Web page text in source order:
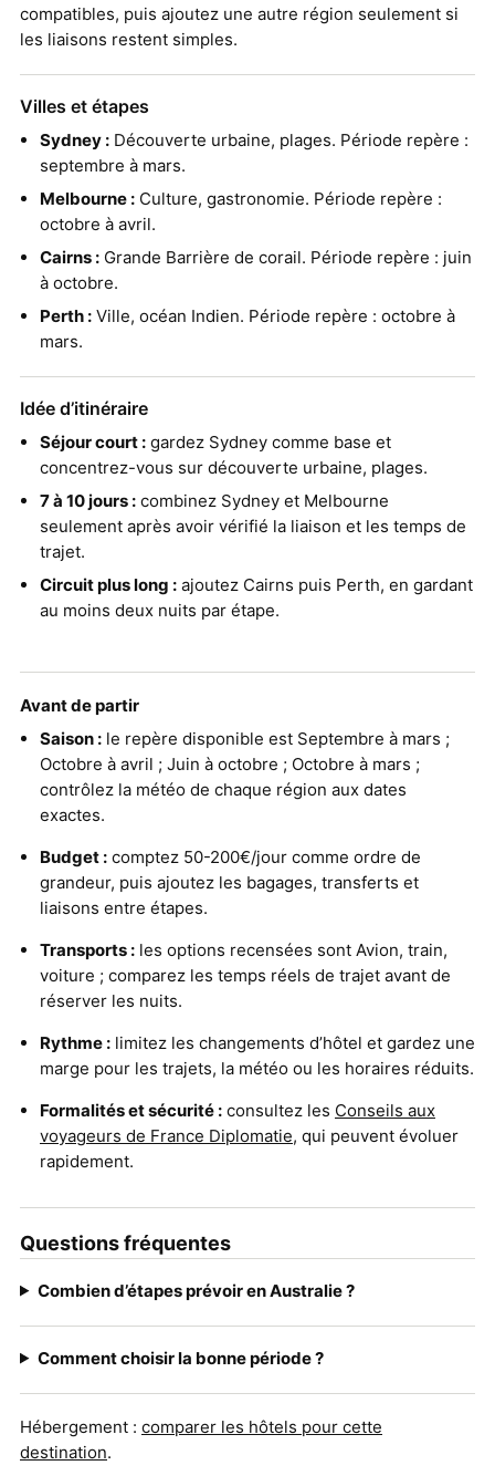
compatibles, puis ajoutez une autre région seulement si
les liaisons restent simples.
Villes et étapes
Sydney :Découverte urbaine, plages. Période repère :
septembre à mars.
Melbourne :Culture, gastronomie. Période repère :
octobre à avril.
Cairns :Grande Barrière de corail. Période repère : juin
à octobre.
Perth :Ville, océan Indien. Période repère : octobre à
mars.
Idée d’itinéraire
Séjour court :gardez Sydney comme base et
concentrez-vous sur découverte urbaine, plages.
7 à 10 jours :combinez Sydney et Melbourne
seulement après avoir vérifié la liaison et les temps de
trajet.
Circuit plus long :ajoutez Cairns puis Perth, en gardant
au moins deux nuits par étape.
Avant de partir
Saison : le repère disponible est Septembre à mars ;
Octobre à avril ; Juin à octobre ; Octobre à mars ;
contrôlez la météo de chaque région aux dates
exactes.
Budget : comptez 50-200€/jour comme ordre de
grandeur, puis ajoutez les bagages, transferts et
liaisons entre étapes.
Transports : les options recensées sont Avion, train,
voiture ; comparez les temps réels de trajet avant de
réserver les nuits.
Rythme : limitez les changements d’hôtel et gardez une
marge pour les trajets, la météo ou les horaires réduits.
Formalités et sécurité : consultez les Conseils aux
voyageurs de France Diplomatie, qui peuvent évoluer
rapidement.
Questions fréquentes
Combien d’étapes prévoir en Australie ?
Comment choisir la bonne période ?
Hébergement : comparer les hôtels pour cette
destination.